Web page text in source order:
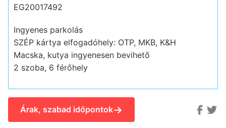
EG20017492
Ingyenes parkolás
SZÉP kártya elfogadóhely: OTP, MKB, K&H
Macska, kutya ingyenesen bevihető
2 szoba, 6 férőhely
Árak, szabad időpontok→